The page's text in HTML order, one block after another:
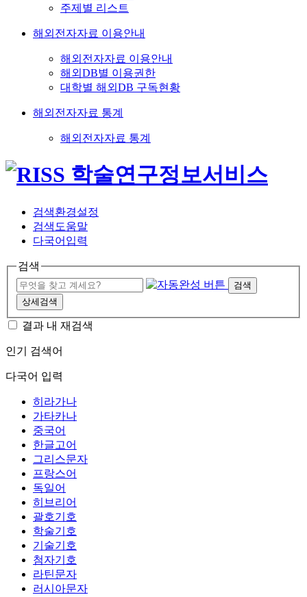
주제별 리스트
해외전자자료 이용안내
해외전자자료 이용안내
해외DB별 이용권한
대학별 해외DB 구독현황
해외전자자료 통계
해외전자자료 통계
검색환경설정
검색도움말
다국어입력
검색
검색
상세검색
결과 내 재검색
인기 검색어
다국어 입력
히라가나
가타카나
중국어
한글고어
그리스문자
프랑스어
독일어
히브리어
괄호기호
학술기호
기술기호
첨자기호
라틴문자
러시아문자